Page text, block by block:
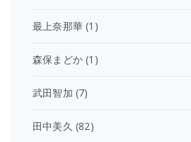
最上奈那華 (1)
森保まどか (1)
武田智加 (7)
田中美久 (82)